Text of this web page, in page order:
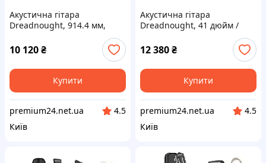
Акустична гітара
Dreadnought, 914.4 мм,
комплект для початківців з
чохлом, натуральний колір
Vevor 517148
10 120₴
Купити
premium24.net.ua
4.5
Київ
Акустична гітара
Dreadnought, 41 дюйм /
початківців, для дорослих,
чорного кольору Vevor
517151
12 380₴
Купити
premium24.net.ua
4.5
Київ